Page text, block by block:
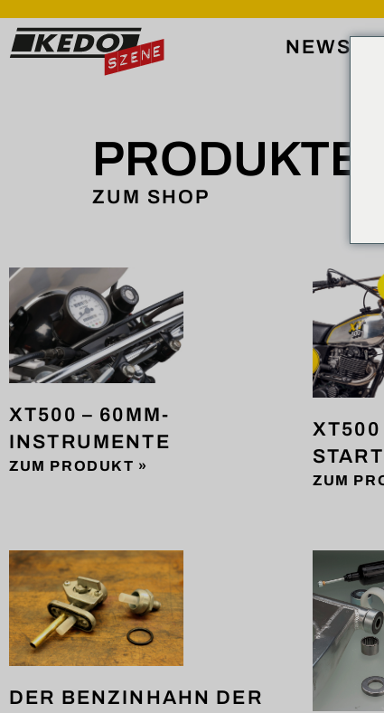
NEWS
PRODUKTE
ZUM SHOP
XT500 – 60MM-
INSTRUMENTE
ZUM PRODUKT »
XT500
ZUM
DER BENZINHAHN DER